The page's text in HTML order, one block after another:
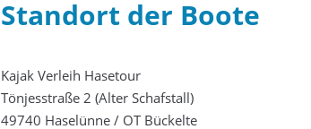
Standort der Boote
Kajak Verleih Hasetour
Tönjesstraße 2 (Alter Schafstall)
49740 Haselünne / OT Bückelte